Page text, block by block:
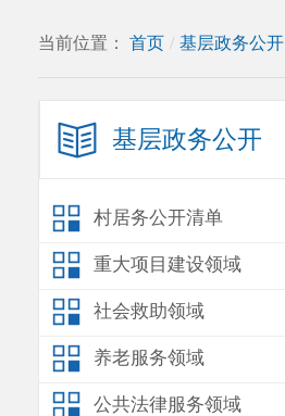
当前位置： 首页 / 基层政务公开
基层政务公开
村居务公开清单
重大项目建设领域
社会救助领域
养老服务领域
公共法律服务领域